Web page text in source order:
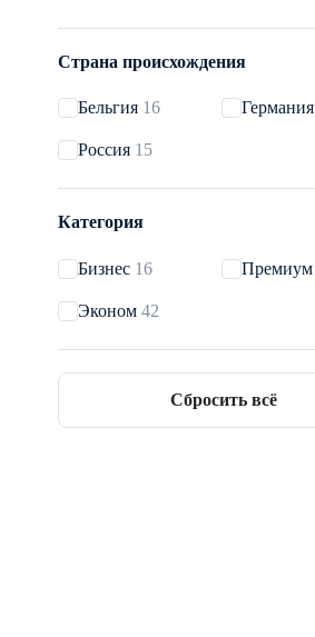
Страна происхождения
Бельгия 16 Германия
Россия 15
Категория
Бизнес 16 Премиум
Эконом 42
Сбросить всё